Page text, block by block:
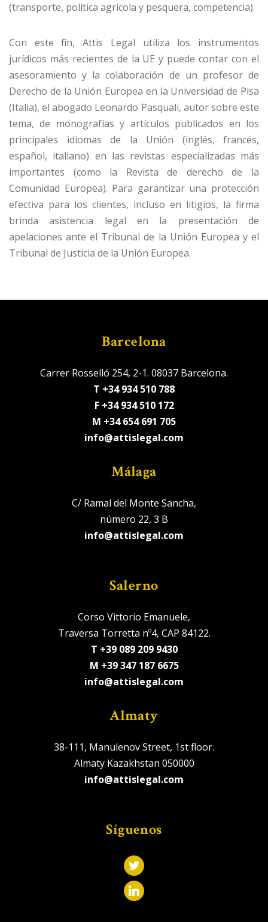
(transporte, política agrícola y pesquera, competencia).
Con este fin, Attis Legal utiliza los instrumentos
jurídicos más recientes de la UE y puede contar con el
asesoramiento y la colaboración de un profesor de
Derecho de la Unión Europea en la Universidad de Pisa
(Italia), el abogado Leonardo Pasquali, autor sobre este
tema, de monografías y artículos publicados en los
principales idiomas de la Unión (inglés, francés,
español, italiano) en las revistas especializadas más
importantes (como la Revista de derecho de la
Comunidad Europea). Para garantizar una protección
efectiva para los clientes, incluso en litigios, la firma
brinda asistencia legal en la presentación de
apelaciones ante el Tribunal de la Unión Europea y el
Tribunal de Justicia de la Unión Europea.
Barcelona
Carrer Rosselló 254, 2-1. 08037 Barcelona.
T +34 934 510 788
F +34 934 510 172
M +34 654 691 705
info@attislegal.com
Málaga
C/ Ramal del Monte Sancha,
número 22, 3 B
info@attislegal.com
Salerno
Corso Vittorio Emanuele,
Traversa Torretta nº4, CAP 84122.
T +39 089 209 9430
M +39 347 187 6675
info@attislegal.com
Almaty
38-111, Manulenov Street, 1st floor.
Almaty Kazakhstan 050000
info@attislegal.com
Síguenos